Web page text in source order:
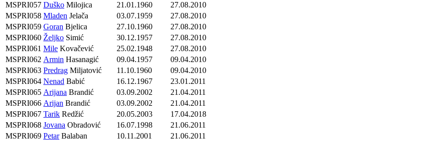
MSPRI057 Duško Milojica 21.01.1960
27.08.2010
MSPRI058 Mladen Jelača 03.07.1959
27.08.2010
MSPRI059 Goran Bjelica 27.10.1960
27.08.2010
MSPRI060 Željko Simić 30.12.1957
27.08.2010
MSPRI061 Mile Kovačević 25.02.1948
27.08.2010
MSPRI062 Armin Hasanagić 09.04.1957
09.04.2010
MSPRI063 Predrag Miljatović 11.10.1960
09.04.2010
MSPRI064 Nenad Babić 16.12.1967
23.01.2011
MSPRI065 Arijana Brandić 03.09.2002
21.04.2011
MSPRI066 Arijan Brandić 03.09.2002
21.04.2011
MSPRI067 Tarik Redžić 20.05.2003
17.04.2018
MSPRI068 Jovana Obradović 16.07.1998
21.06.2011
MSPRI069 PetarBalaban 10.11.2001
21.06.2011